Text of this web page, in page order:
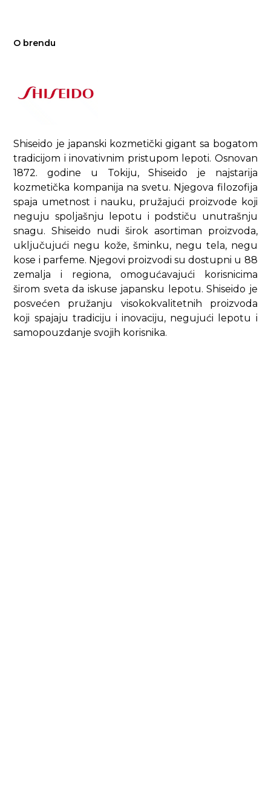
O brendu
Shiseido je japanski kozmetički gigant sa bogatom
tradicijom i inovativnim pristupom lepoti.​ Osnovan
1872. godine u Tokiju, Shiseido je najstarija
kozmetička kompanija na svetu. Njegova filozofija
spaja umetnost i nauku, pružajući proizvode koji
neguju spoljašnju lepotu i podstiču unutrašnju
snagu. Shiseido nudi širok asortiman proizvoda,
uključujući negu kože, šminku, negu tela, negu
kose i parfeme. Njegovi proizvodi su dostupni u 88
zemalja i regiona, omogućavajući korisnicima
širom sveta da iskuse japansku lepotu. Shiseido je
posvećen pružanju visokokvalitetnih proizvoda
koji spajaju tradiciju i inovaciju, negujući lepotu i
samopouzdanje svojih korisnika.